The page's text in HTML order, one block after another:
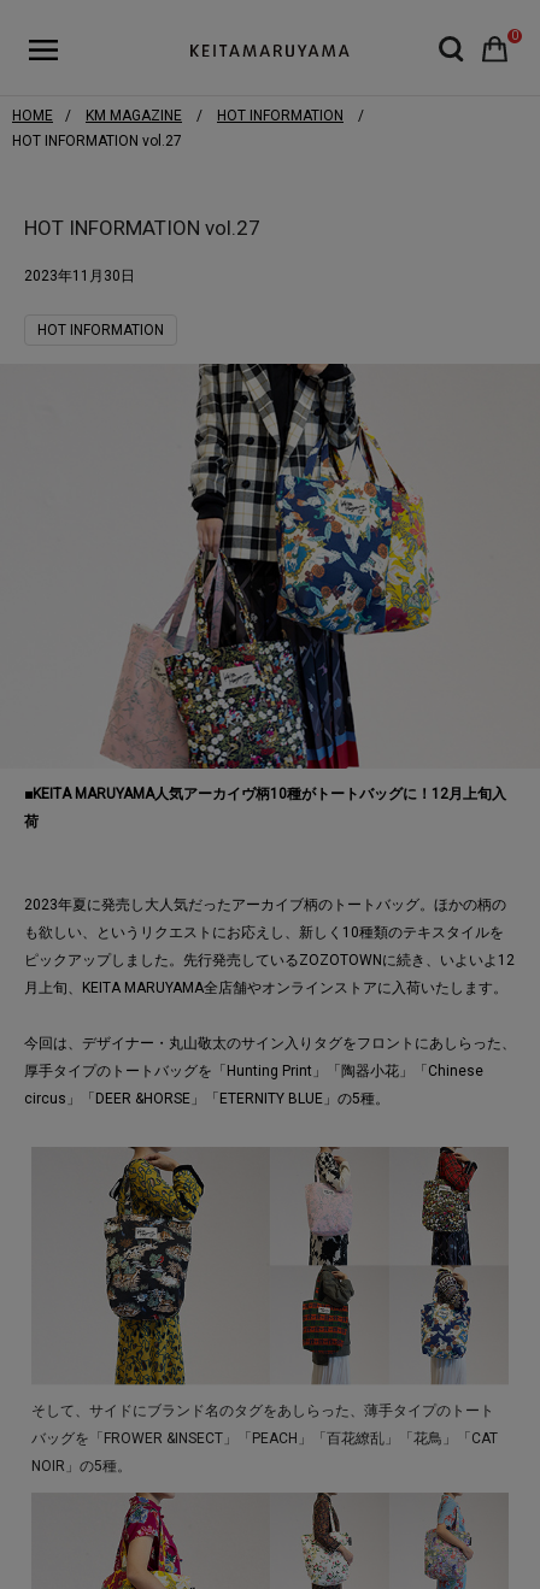
0
HOME KM MAGAZINE
HOT INFORMATION
HOT INFORMATION vol.27
HOT INFORMATION vol.27
2023年11月30日
HOT INFORMATION
■KEITA MARUYAMA人気アーカイヴ柄10種がトートバッグに！12月上旬入
荷
2023年夏に発売し大人気だったアーカイブ柄のトートバッグ。ほかの柄の
も欲しい、というリクエストにお応えし、新しく10種類のテキスタイルを
ピックアップしました。先行発売しているZOZOTOWNに続き、いよいよ12
月上旬、KEITA MARUYAMA全店舗やオンラインストアに入荷いたします。
今回は、デザイナー・丸山敬太のサイン入りタグをフロントにあしらった、
厚手タイプのトートバッグを「Hunting Print」「陶器小花」「Chinese
circus」「DEER &HORSE」「ETERNITY BLUE」の5種。
そして、サイドにブランド名のタグをあしらった、薄手タイプのトート
バッグを「FROWER &INSECT」「PEACH」「百花繚乱」「花鳥」「CAT
NOIR」の5種。